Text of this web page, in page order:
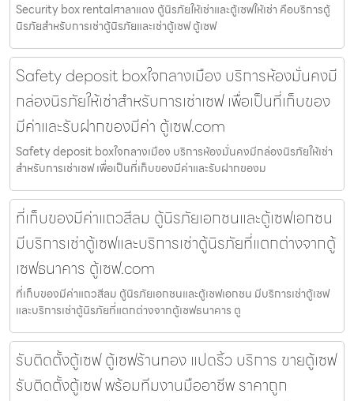
Security box rentalศาลาแดง ตู้นิรภัยให้เช่าและตู้เซฟให้เช่า คือบริการตู้
นิรภัยสำหรับการเช่าตู้นิรภัยและเช่าตู้เซฟ ตู้เซฟ
Safety deposit boxใจกลางเมือง บริการห้องมั่นคงมี
กล่องนิรภัยให้เช่าสำหรับการเช่าเซฟ เพื่อเป็นที่เก็บของ
มีค่าและรับฝากของมีค่า ตู้เซฟ.com
Safety deposit boxใจกลางเมือง บริการห้องมั่นคงมีกล่องนิรภัยให้เช่า
สำหรับการเช่าเซฟ เพื่อเป็นที่เก็บของมีค่าและรับฝากของม
ที่เก็บของมีค่าแถวสีลม ตู้นิรภัยเอกชนและตู้เซฟเอกชน
มีบริการเช่าตู้เซฟและบริการเช่าตู้นิรภัยที่แตกต่างจากตู้
เซฟธนาคาร ตู้เซฟ.com
ที่เก็บของมีค่าแถวสีลม ตู้นิรภัยเอกชนและตู้เซฟเอกชน มีบริการเช่าตู้เซฟ
และบริการเช่าตู้นิรภัยที่แตกต่างจากตู้เซฟธนาคาร ตู
รับติดตั้งตู้เซฟ ตู้เซฟร้านทอง แปดริ้ว บริการ ขายตู้เซฟ
รับติดตั้งตู้เซฟ พร้อมทีมงานมืออาชีพ ราคาถูก